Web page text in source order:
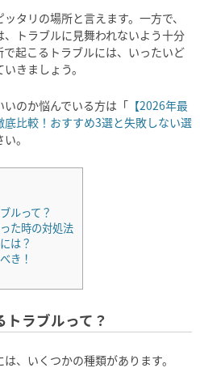
タリの場所と言えます。一方で、
トラブルに見舞われないよう十分
起こるトラブルには、いったいど
きましょう。
のか悩んでいる方は「 【2026年最
比較！おすすめ3選と失敗しない選
。
ルって？
た時の対処法
は？
き！
ラブルって？
、いくつかの種類があります。